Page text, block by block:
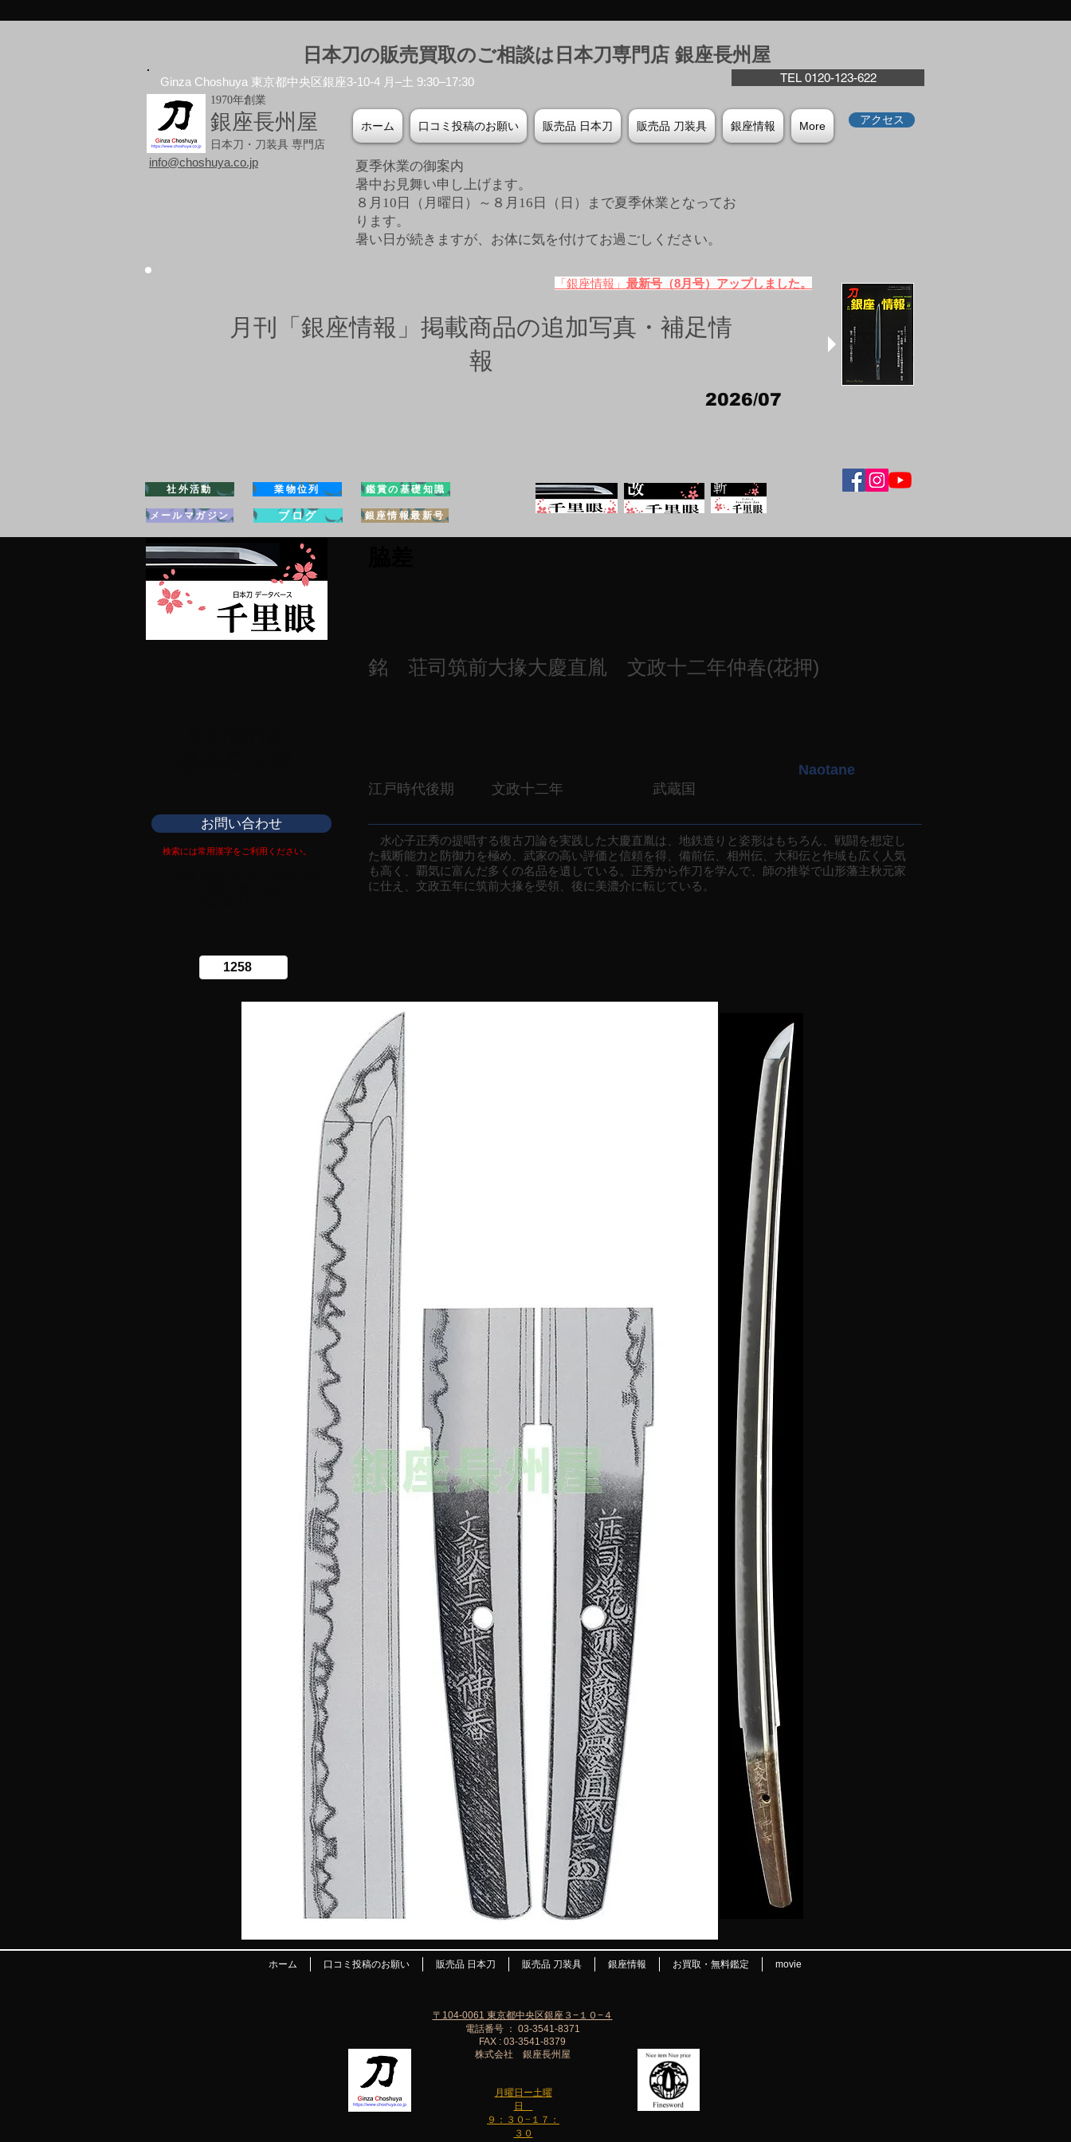
日本刀の販売買取のご相談は日本刀専門店 銀座⻑州屋
TEL 0120-123-622
Ginza Choshuya 東京都中央区銀座3-10-4 月–土 9:30–17:30
1970年創業
銀座長州屋
日本刀・刀装具 専門店
ホーム 口コミ投稿のお願い 販売品 日本刀 販売品 刀装具 銀座情報 More アクセス
info@choshuya.co.jp
夏季休業の御案内
暑中お見舞い申し上げます。
８月10日（月曜日）～８月16日（日）まで夏季休業となってお
ります。
​暑い日が続きますが、お体に気を付けてお過ごしください。
「銀座情報」 最新号（8月号）アップしました。
月刊「銀座情報」掲載商品の追加写真・補足情
報
2026/07
社外活動 業物位列 鑑賞の基礎知識
メールマガジン ブログ 銀座情報最新号
銘 荘司筑前大掾大慶直胤 文政十二年仲春(花押)
江戸時代後期 文政十二年 武蔵国
Naotane
お問い合わせ
検索には常用漢字をご利用ください。
水心子正秀の提唱する復古刀論を実践した大慶直胤は、地鉄造りと姿形はもちろん、戦闘を想定し
た截断能力と防御力を極め、武家の高い評価と信頼を得、備前伝、相州伝、大和伝と作域も広く人気
も高く、覇気に富んだ多くの名品を遺している。正秀から作刀を学んで、師の推挙で山形藩主秋元家
に仕え、文政五年に筑前大掾を受領、後に美濃介に転じている。
ホーム 口コミ投稿のお願い 販売品 日本刀 販売品 刀装具 銀座情報 お買取・無料鑑定 movie
月曜日ー土曜
日
９：３０−１７：
３０
〒104-0061 東京都中央区銀座３−１０−４
電話番号 ： 03-3541-8371
FAX : 03-3541-8379
株式会社 銀座長州屋